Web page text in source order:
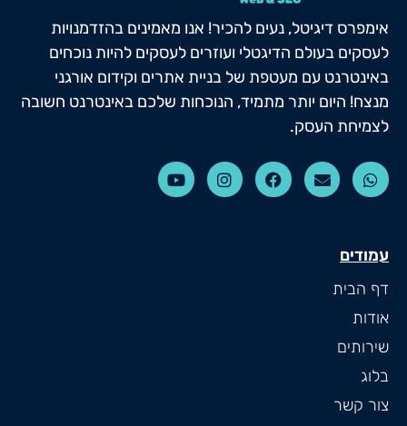
אימפרס דיגיטל, נעים להכיר! אנו מאמינים בהזדמנויות
לעסקים בעולם הדיגטלי ועוזרים לעסקים להיות נוכחים
באינטרנט עם מעטפת של בניית אתרים וקידום אורגני
מנצח! היום יותר מתמיד, הנוכחות שלכם באינטרנט חשובה
לצמיחת העסק.
עמודים
דף הבית
אודות
שירותים
בלוג
צור קשר